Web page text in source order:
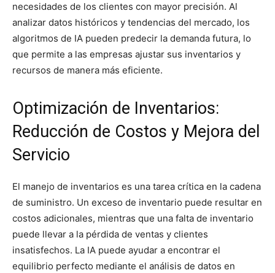
necesidades de los clientes con mayor precisión. Al
analizar datos históricos y tendencias del mercado, los
algoritmos de IA pueden predecir la demanda futura, lo
que permite a las empresas ajustar sus inventarios y
recursos de manera más eficiente.
Optimización de Inventarios:
Reducción de Costos y Mejora del
Servicio
El manejo de inventarios es una tarea crítica en la cadena
de suministro. Un exceso de inventario puede resultar en
costos adicionales, mientras que una falta de inventario
puede llevar a la pérdida de ventas y clientes
insatisfechos. La IA puede ayudar a encontrar el
equilibrio perfecto mediante el análisis de datos en